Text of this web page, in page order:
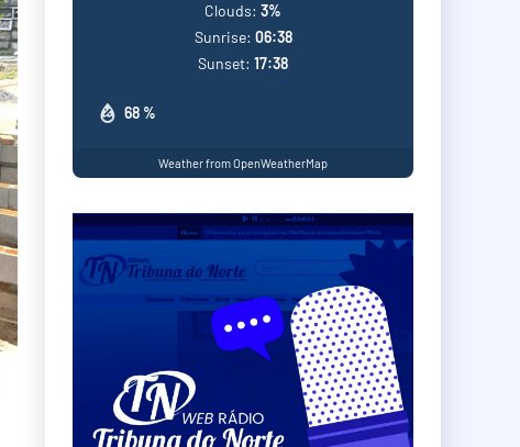
68 %
Clouds: 3%
Sunrise: 06:38
Sunset: 17:38
Weather from OpenWeatherMap